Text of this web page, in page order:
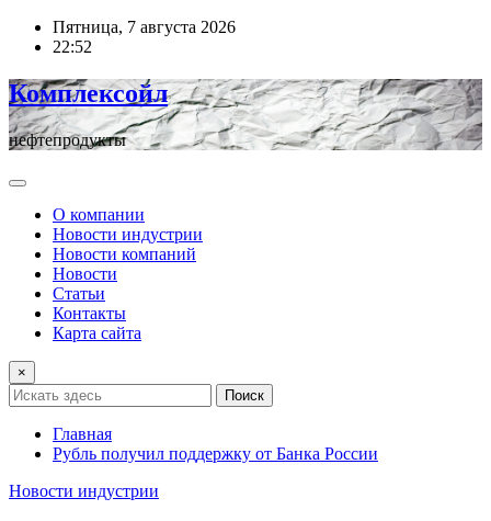
ПерейтиПятница, 7 августа 2026
22:52
Комплексойл
нефтепродукты
О компании
Новости индустрии
Новости компаний
Новости
Статьи
Контакты
Карта сайта
×
Поиск
Главная
Рубль получил поддержку от Банка России
Новости индустрии